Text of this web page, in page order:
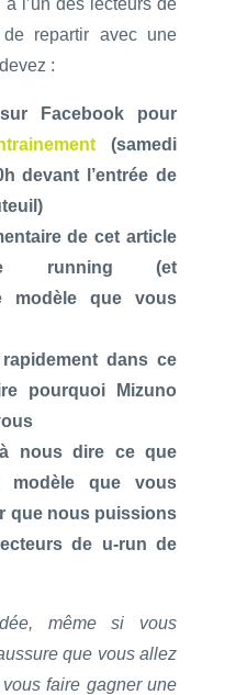
repartir avec une
:
Facebook pour
(samedi
devant l’entrée de
de cet article
running (et
modèle que vous
dans ce
pourquoi Mizuno
nous dire ce que
modèle que vous
que nous puissions
de u-run de
même si vous
que vous allez
vous faire gagner une